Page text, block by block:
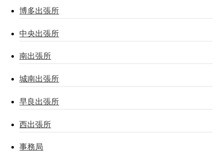
博多出張所
中央出張所
南出張所
城南出張所
早良出張所
西出張所
事務局